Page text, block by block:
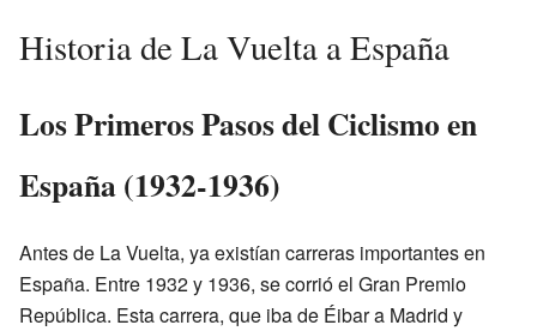
Historia de La Vuelta a España
Los Primeros Pasos del Ciclismo en
España (1932-1936)
Antes de La Vuelta, ya existían carreras importantes en
España. Entre 1932 y 1936, se corrió el Gran Premio
República. Esta carrera, que iba de Éibar a Madrid y